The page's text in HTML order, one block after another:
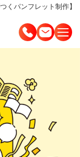
くパンフレット制作】